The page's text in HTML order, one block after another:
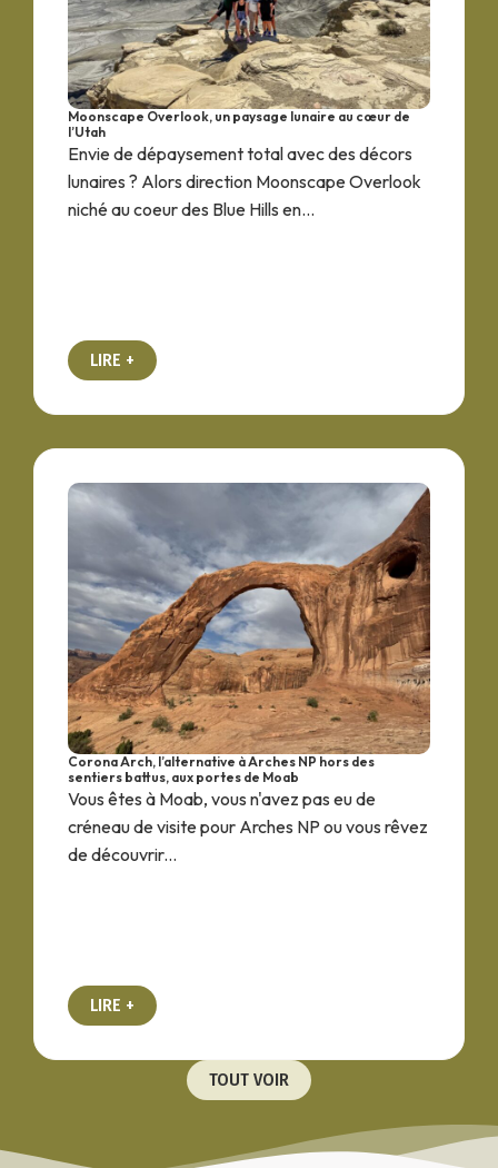
Moonscape Overlook, un paysage lunaire au cœur de
l’Utah
Envie de dépaysement total avec des décors
lunaires ? Alors direction Moonscape Overlook
niché au coeur des Blue Hills en...
LIRE +
Corona Arch, l’alternative à Arches NP hors des
sentiers battus, aux portes de Moab
Vous êtes à Moab, vous n'avez pas eu de
créneau de visite pour Arches NP ou vous rêvez
de découvrir...
LIRE +
TOUT VOIR